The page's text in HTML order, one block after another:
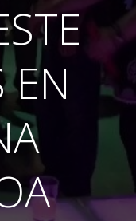
EN